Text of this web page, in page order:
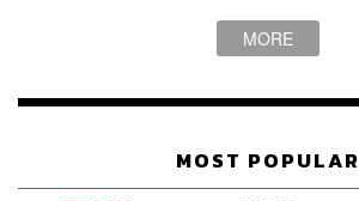
MORE
MOST POPULAR